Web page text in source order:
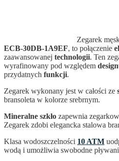
Zegarek
ECB-30DB-1A9EF, to połączenie
zaawansowanej technologii. Ten
wyrafinowany pod względem
przydatnych funkcji.
Zegarek wykonany jest w całości ze
bransoleta w kolorze srebrnym.
Mineralne szkło zapewnia
Zegarek zdobi elegancka stalowa
Klasa wodoszczelności 10 ATM
wodą i umożliwia swobodne